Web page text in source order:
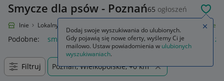
Smycze dla psów - Poznań65 ogłoszeń
Lokalnie Lokalny Ryneczek Smycze
Podobne: smycz smycz dla psa smycz do kluczy smycz
Filtruj Poznań, Wielkopolskie, +0 km
Dodaj swoje wyszukiwania do ulubionych.
Gdy pojawią się nowe oferty, wyślemy Ci je
mailowo. Ustaw powiadomienia w ulubionych
wyszukiwaniach.